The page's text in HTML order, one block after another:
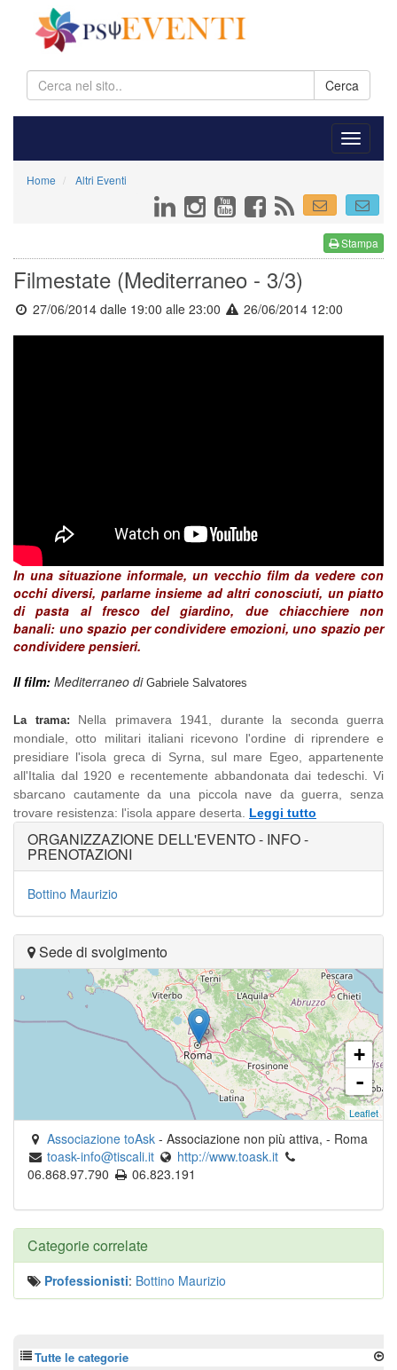
Cerca
Home Altri Eventi
Stampa
Filmestate (Mediterraneo - 3/3)
27/06/2014 dalle 19:00 alle 23:00 26/06/2014 12:00
In una situazione informale, un vecchio film da vedere con
occhi diversi, parlarne insieme ad altri conosciuti, un piatto
di pasta al fresco del giardino, due chiacchiere non
banali: uno spazio per condividere emozioni, uno spazio per
condividere pensieri.
Il film: Mediterraneo di Gabriele Salvatores
La trama: Nella primavera 1941, durante la seconda guerra
mondiale, otto militari italiani ricevono l'ordine di riprendere e
presidiare l'isola greca di Syrna, sul mare Egeo, appartenente
all'Italia dal 1920 e recentemente abbandonata dai tedeschi. Vi
sbarcano cautamente da una piccola nave da guerra, senza
trovare resistenza: l'isola appare deserta. Leggi tutto
ORGANIZZAZIONE DELL'EVENTO - INFO -
PRENOTAZIONI
Bottino Maurizio
Sede di svolgimento
+
-
Leaflet
Associazione toAsk - Associazione non più attiva, - Roma
toask-info@tiscali.it
http://www.toask.it
06.868.97.790
06.823.191
Categorie correlate
Professionisti: Bottino Maurizio
Tutte le categorie